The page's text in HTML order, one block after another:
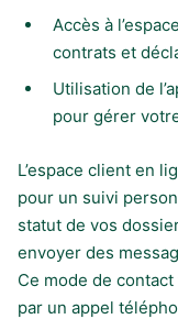
Accès à
contrats et
Utilisation de
pour gérer
L’espace client en
pour un suivi
statut de vos
envoyer des
Ce mode de
par un appel